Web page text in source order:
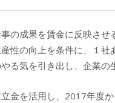
の成果を賃金に反映さ
性の向上を条件に、１
る気を引き出し、企業の
金を活用し、2017年度